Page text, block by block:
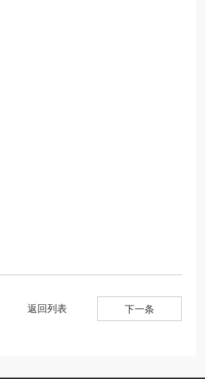
返回列表 下一条